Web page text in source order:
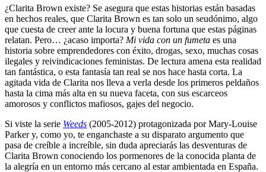
¿Clarita Brown existe? Se asegura que estas historias están basadas
en hechos reales, que Clarita Brown es tan solo un seudónimo, algo
que cuesta de creer ante la locura y buena fortuna que estas páginas
relatan. Pero… ¿acaso importa? Mi vida con un fumeta es una
historia sobre emprendedores con éxito, drogas, sexo, muchas cosas
ilegales y reivindicaciones feministas. De lectura amena esta realidad
tan fantástica, o esta fantasía tan real se nos hace hasta corta. La
agitada vida de Clarita nos lleva a verla desde los primeros peldaños
hasta la cima más alta en su nueva faceta, con sus escarceos
amorosos y conflictos mafiosos, gajes del negocio.
Si viste la serie Weeds (2005-2012) protagonizada por Mary-Louise
Parker y, como yo, te enganchaste a su disparato argumento que
pasa de creíble a increíble, sin duda apreciarás las desventuras de
Clarita Brown conociendo los pormenores de la conocida planta de
la alegría en un entorno más cercano al estar ambientada en España.